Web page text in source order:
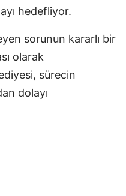
hedefliyor.
sorunun kararlı bir
olarak
sürecin
dolayı